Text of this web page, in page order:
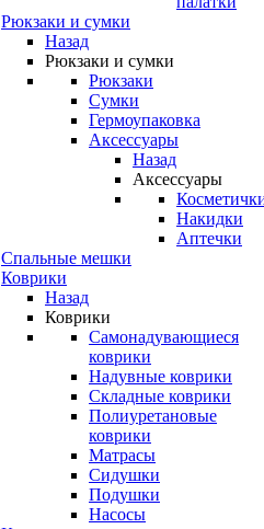
Рюкзаки и сумки
Назад
Рюкзаки и сумки
Рюкзаки
Сумки
Гермоупаковка
Аксессуары
Назад
Аксессуары
Накидки
Аптечки
Спальные мешки
Коврики
Назад
Коврики
Самонадувающиеся
коврики
Надувные коврики
Складные коврики
Полиуретановые
коврики
Матрасы
Сидушки
Подушки
Насосы